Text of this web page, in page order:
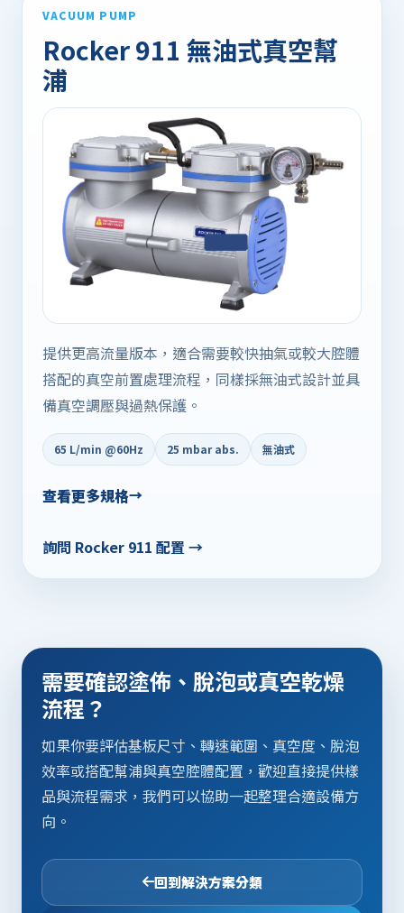
VACUUM PUMP
Rocker 911 無油式真空幫
浦
提供更高流量版本，適合需要較快抽氣或較大腔體
搭配的真空前置處理流程，同樣採無油式設計並具
備真空調壓與過熱保護。
65 L/min @60Hz 25 mbar abs. 無油式
查看更多規格
詢問 Rocker 911 配置 →
需要確認塗佈、脫泡或真空乾燥
流程？
如果你要評估基板尺寸、轉速範圍、真空度、脫泡
效率或搭配幫浦與真空腔體配置，歡迎直接提供樣
品與流程需求，我們可以協助一起整理合適設備方
向。
回到解決方案分類